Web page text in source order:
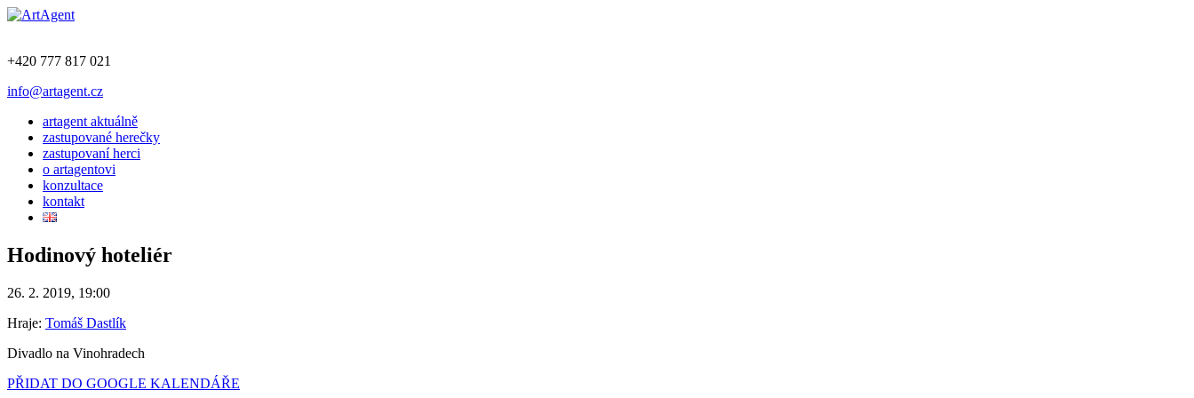
+420 777 817 021
info@artagent.cz
artagent aktuálně
zastupované herečky
zastupovaní herci
o artagentovi
konzultace
kontakt
Hodinový hoteliér
26. 2. 2019, 19:00
Hraje: Tomáš Dastlík
Divadlo na Vinohradech
PŘIDAT DO GOOGLE KALENDÁŘE